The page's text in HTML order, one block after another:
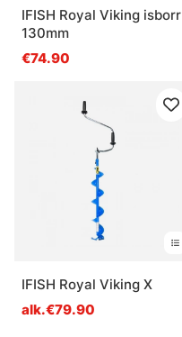
IFISH Royal Viking isborr
130mm
€74.90
IFISH Royal Viking X
alk.€79.90